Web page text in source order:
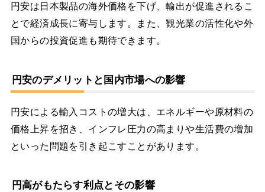
円安は日本製品の海外価格を下げ、輸出が促進されるこ
とで経済成長に寄与します。また、観光業の活性化や外
国からの投資促進も期待できます。
円安のデメリットと国内市場への影響
円安による輸入コストの増大は、エネルギーや原材料の
価格上昇を招き、インフレ圧力の高まりや生活費の増加
といった問題を引き起こすことがあります。
円高がもたらす利点とその影響